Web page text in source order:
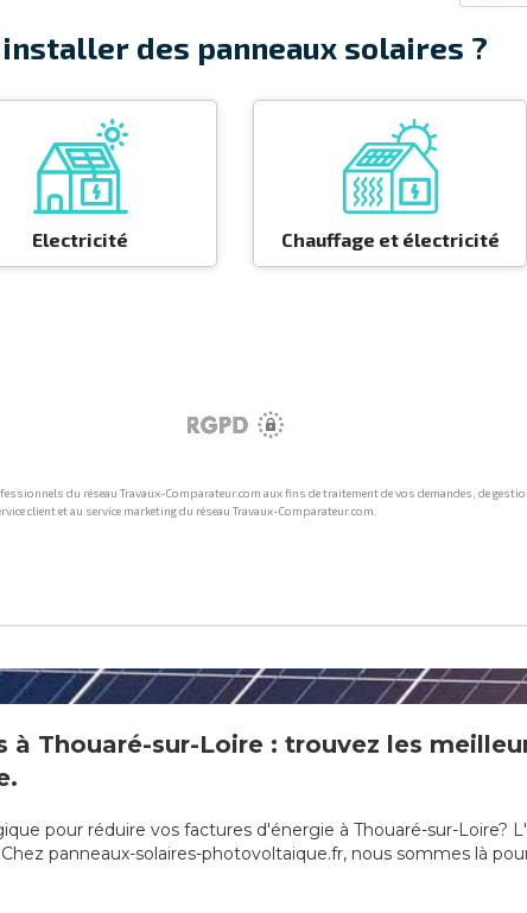
à Thouaré-sur-Loire : trouvez les
pour réduire vos factures d'énergie à Thouaré-sur-Loire?
panneaux-solaires-photovoltaique.fr, nous sommes là